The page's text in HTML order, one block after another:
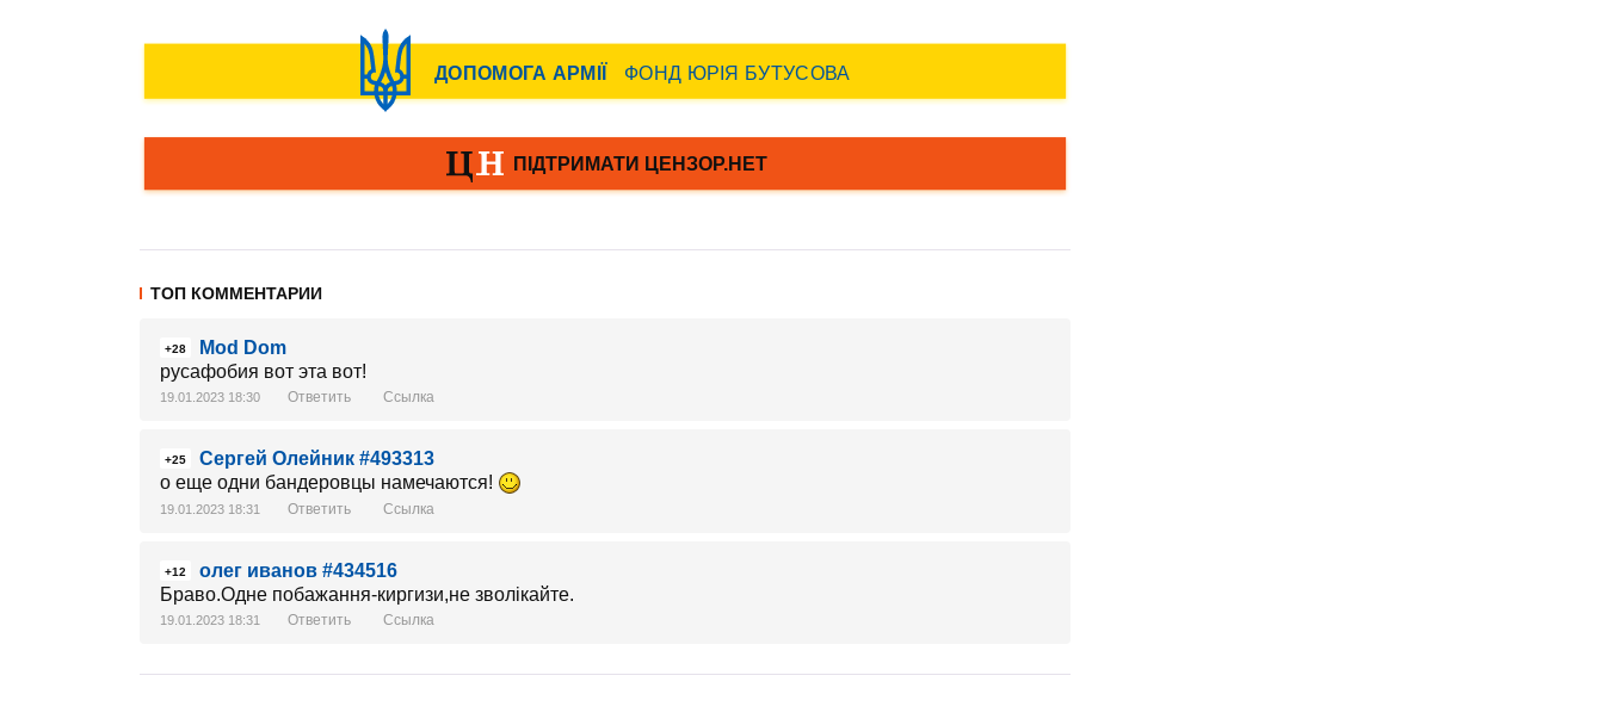
ТОП КОММЕНТАРИИ
+28
Mod Dom
русафобия вот эта вот!
19.01.2023 18:30 Ответить Ссылка
+25
Сергей Олейник #493313
о еще одни бандеровцы намечаются!
19.01.2023 18:31 Ответить Ссылка
+12
олег иванов #434516
Браво.Одне побажання-киргизи,не зволікайте.
19.01.2023 18:31 Ответить Ссылка